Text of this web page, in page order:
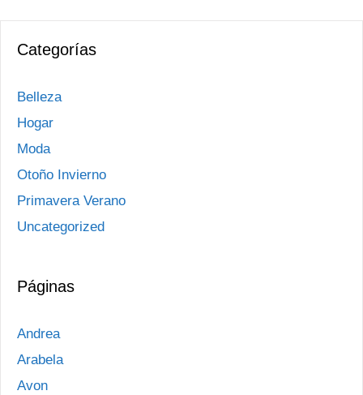
Categorías
Belleza
Hogar
Moda
Otoño Invierno
Primavera Verano
Uncategorized
Páginas
Andrea
Arabela
Avon